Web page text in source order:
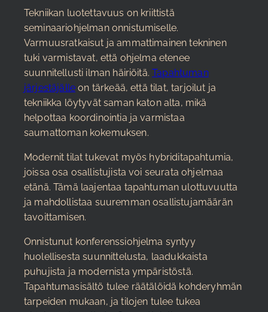
Tekniikan luotettavuus on kriittistä
seminaariohjelman onnistumiselle.
Varmuusratkaisut ja ammattimainen tekninen
tuki varmistavat, että ohjelma etenee
suunnitellusti ilman häiriöitä.Tapahtuman
järjestäjälle on tärkeää, että tilat, tarjoilut ja
tekniikka löytyvät saman katon alta, mikä
helpottaa koordinointia ja varmistaa
saumattoman kokemuksen.
Modernit tilat tukevat myös hybriditapahtumia,
joissa osa osallistujista voi seurata ohjelmaa
etänä. Tämä laajentaa tapahtuman ulottuvuutta
ja mahdollistaa suuremman osallistujamäärän
tavoittamisen.
Onnistunut konferenssiohjelma syntyy
huolellisesta suunnittelusta, laadukkaista
puhujista ja modernista ympäristöstä.
Tapahtumasisältö tulee räätälöidä kohderyhmän
tarpeiden mukaan, ja tilojen tulee tukea